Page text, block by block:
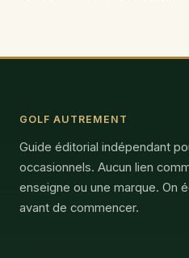
GOLF AUTREMENT
Guide éditorial indépendant
occasionnels. Aucun lien
enseigne ou une marque. On
avant de commencer.